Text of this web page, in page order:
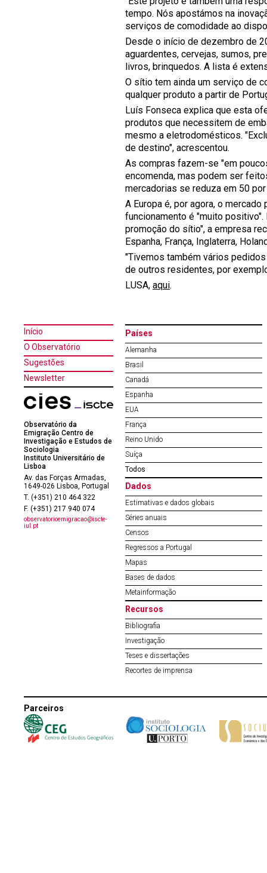
tempo. Nós apostámos na
serviços de comodidade ao
Desde o início de dezembro de
aguardentes, cervejas, sumos,
livros, brinquedos. A lista é
O sítio tem ainda um serviço de
qualquer produto a partir de
Luís Fonseca explica que esta
produtos que necessitem de
mesmo a eletrodomésticos.
de destino", acrescentou.
As compras fazem-se "em
encomenda, mas podem ser
mercadorias se reduza em 50 por
A Europa é, por agora, o
funcionamento é "muito
promoção do sítio", a empresa
Espanha, França, Inglaterra,
"Tivemos também vários
de outros residentes, por
LUSA, aqui.
Início
O Observatório
Sugestões
Newsletter
Observatório da
Emigração Centro de
Investigação e Estudos de
Sociologia
Instituto Universitário de
Lisboa
Av. das Forças Armadas,
1649-026 Lisboa, Portugal
T. (+351) 210 464 322
F. (+351) 217 940 074
observatorioemigracao@iscte-
iul.pt
Países
Alemanha
Brasil
Canadá
Espanha
EUA
França
Reino Unido
Suíça
Todos
Dados
Estimativas e dados globais
Séries anuais
Censos
Regressos a Portugal
Mapas
Bases de dados
Metainformação
Recursos
Bibliografia
Investigação
Teses e dissertações
Recortes de imprensa
Parceiros